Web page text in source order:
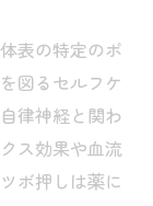
表の特定のポ
図るセルフケ
律神経と関わ
ス効果や血流
ボ押しは薬に